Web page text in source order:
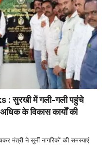
सुरखी में गली-गली पहुंचे
के विकास कार्यों की
ने सुनीं नागरिकों की समस्याएं